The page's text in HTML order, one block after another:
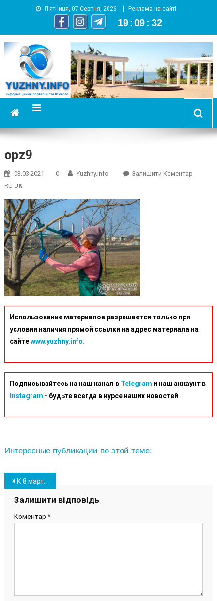
П’ятниця, 07 Серпня, 2026 Реклама на сайті
19 :09 : 32
YUZHNY.INFO
информационный портал города Южный
opz9
03.03.2021 0 Yuzhny.info Залишити КоментарOn
RU UK
Использование материалов разрешается только при
условии наличия прямой ссылки на адрес материала на
сайтеwww.yuzhny.info.
Подписывайтесь на наш канал в Telegram и наш аккаунт в
Instagram - будьте всегда в курсе наших новостей
Интересные публикации по этой теме:
Навігація
записів
К 8 марта территорию ОПЗ украшают первыми весенними цветами (фото)
Залишити відповідь
Коментар *